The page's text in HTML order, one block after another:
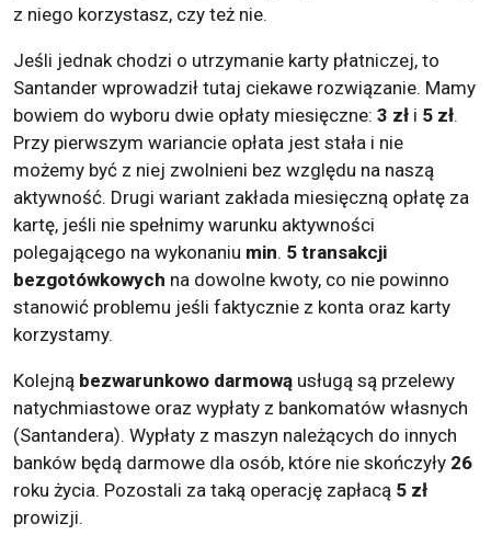
z niego korzystasz, czy też nie.
Jeśli jednak chodzi o utrzymanie karty płatniczej, to
Santander wprowadził tutaj ciekawe rozwiązanie. Mamy
bowiem do wyboru dwie opłaty miesięczne: 3 zł i 5 zł.
Przy pierwszym wariancie opłata jest stała i nie
możemy być z niej zwolnieni bez względu na naszą
aktywność. Drugi wariant zakłada miesięczną opłatę za
kartę, jeśli nie spełnimy warunku aktywności
polegającego na wykonaniu min. 5 transakcji
bezgotówkowych na dowolne kwoty, co nie powinno
stanowić problemu jeśli faktycznie z konta oraz karty
korzystamy.
Kolejną bezwarunkowo darmową usługą są przelewy
natychmiastowe oraz wypłaty z bankomatów własnych
(Santandera). Wypłaty z maszyn należących do innych
banków będą darmowe dla osób, które nie skończyły 26
roku życia. Pozostali za taką operację zapłacą 5 zł
prowizji.